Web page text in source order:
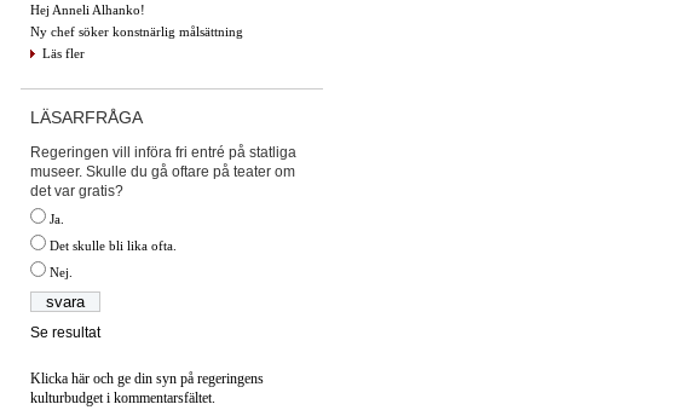
Hej Anneli Alhanko!
Ny chef söker konstnärlig målsättning
Läs fler
LÄSARFRÅGA
Regeringen vill införa fri entré på statliga
museer. Skulle du gå oftare på teater om
det var gratis?
Ja.
Det skulle bli lika ofta.
Nej.
Se resultat
Klicka här och ge din syn på regeringens
kulturbudget i kommentarsfältet.